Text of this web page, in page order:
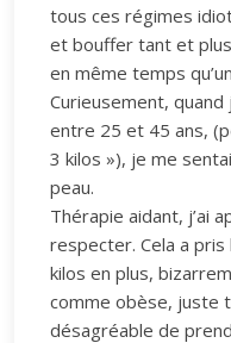
tous ces régimes
et bouffer tant et
en même temps
Curieusement, quand
entre 25 et 45 ans,
3 kilos »), je me
peau.
Thérapie aidant, j’ai
respecter. Cela a
kilos en plus,
comme obèse, juste
désagréable de